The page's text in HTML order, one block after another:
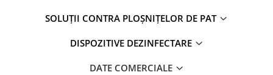
SOLUȚII CONTRA PLOȘNIȚELOR DE PAT
DISPOZITIVE DEZINFECTARE
DATE COMERCIALE